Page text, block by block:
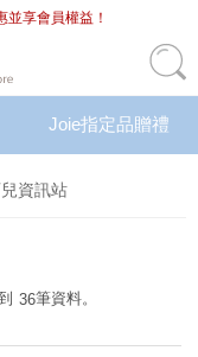
享會員權益！
Joie指定品贈禮
資訊站
36筆資料。